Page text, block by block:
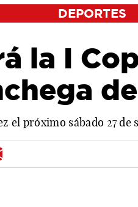
DEPORTES
la I
el próximo sábado 27 de